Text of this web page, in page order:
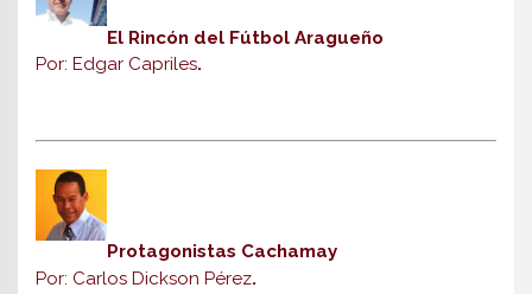
El Rincón del Fútbol Aragueño
Por: Edgar Capriles.
Protagonistas Cachamay
Por: Carlos Dickson Pérez.